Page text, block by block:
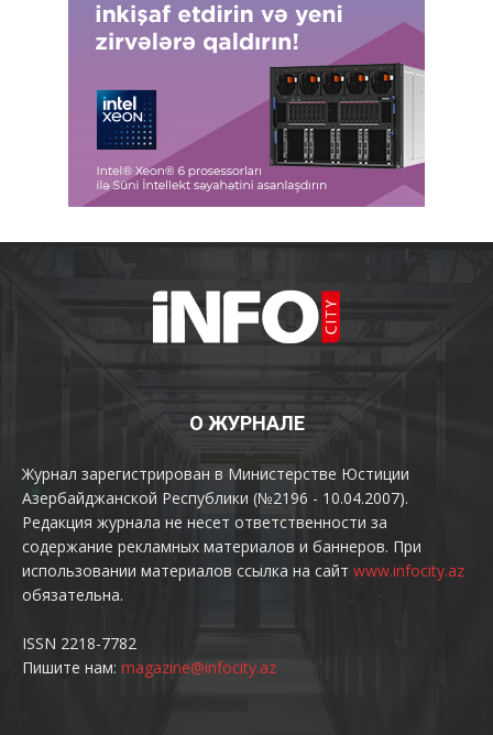
О ЖУРНАЛЕ
Журнал зарегистрирован в Министерстве Юстиции
Азербайджанской Республики (№2196 - 10.04.2007).
Редакция журнала не несет ответственности за
содержание рекламных материалов и баннеров. При
использовании материалов ссылка на сайт www.infocity.az
обязательна.
ISSN 2218-7782
Пишите нам: magazine@infocity.az